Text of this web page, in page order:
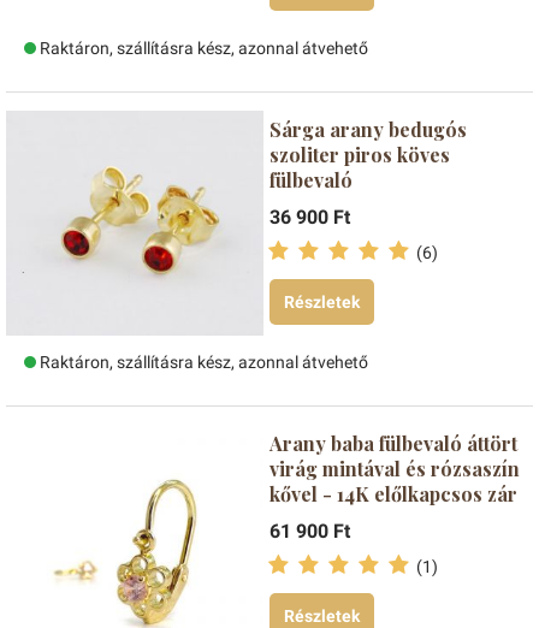
Raktáron, szállításra kész, azonnal átvehető
Sárga arany bedugós
szoliter piros köves
fülbevaló
36 900 Ft
(6)
Részletek
Raktáron, szállításra kész, azonnal átvehető
Arany baba fülbevaló áttört
virág mintával és rózsaszín
kővel - 14K előlkapcsos zár
61 900 Ft
(1)
Részletek